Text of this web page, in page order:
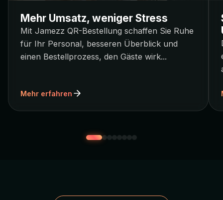
Mehr Umsatz, weniger Stress
Mit Jamezz QR-Bestellung schaffen Sie Ruhe
für Ihr Personal, besseren Überblick und
einen Bestellprozess, den Gäste wirk...
Mehr erfahren